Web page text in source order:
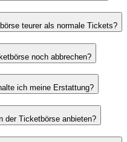
teurer als normale Tickets?
noch abbrechen?
ich meine Erstattung?
der Ticketbörse anbieten?